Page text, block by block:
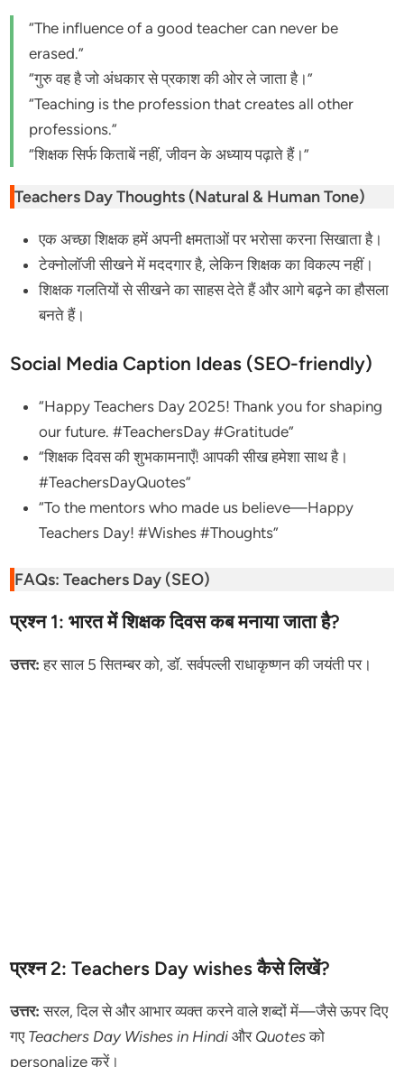
“The influence of a good teacher can never be
erased.”
“गुरु वह है जो अंधकार से प्रकाश की ओर ले जाता है।”
“Teaching is the profession that creates all other
professions.”
“शिक्षक सिर्फ किताबें नहीं, जीवन के अध्याय पढ़ाते हैं।”
Teachers Day Thoughts (Natural & Human Tone)
एक अच्छा शिक्षक हमें अपनी क्षमताओं पर भरोसा करना सिखाता है।
टेक्नोलॉजी सीखने में मददगार है, लेकिन शिक्षक का विकल्प नहीं।
शिक्षक गलतियों से सीखने का साहस देते हैं और आगे बढ़ने का हौसला
बनते हैं।
Social Media Caption Ideas (SEO-friendly)
“Happy Teachers Day 2025! Thank you for shaping
our future. #TeachersDay #Gratitude”
“शिक्षक दिवस की शुभकामनाएँ! आपकी सीख हमेशा साथ है।
#TeachersDayQuotes”
“To the mentors who made us believe—Happy
Teachers Day! #Wishes #Thoughts”
FAQs: Teachers Day (SEO)
प्रश्न 1: भारत में शिक्षक दिवस कब मनाया जाता है?
उत्तर: हर साल 5 सितम्बर को, डॉ. सर्वपल्ली राधाकृष्णन की जयंती पर।
प्रश्न 2: Teachers Day wishes कैसे लिखें?
उत्तर: सरल, दिल से और आभार व्यक्त करने वाले शब्दों में—जैसे ऊपर दिए
गए Teachers Day Wishes in Hindi और Quotesको
personalize करें।